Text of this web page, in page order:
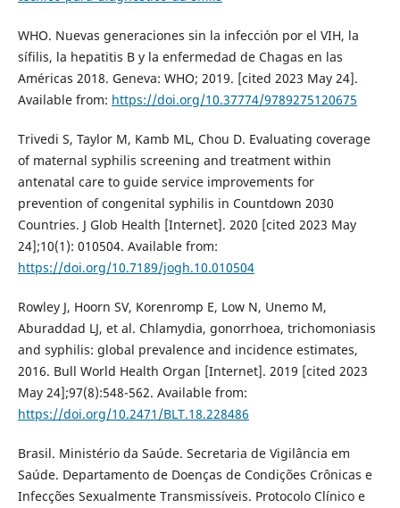
WHO. Nuevas generaciones sin la infección por el VIH, la
sífilis, la hepatitis B y la enfermedad de Chagas en las
Américas 2018. Geneva: WHO; 2019. [cited 2023 May 24].
Available from: https://doi.org/10.37774/9789275120675
Trivedi S, Taylor M, Kamb ML, Chou D. Evaluating coverage
of maternal syphilis screening and treatment within
antenatal care to guide service improvements for
prevention of congenital syphilis in Countdown 2030
Countries. J Glob Health [Internet]. 2020 [cited 2023 May
24];10(1): 010504. Available from:
https://doi.org/10.7189/jogh.10.010504
Rowley J, Hoorn SV, Korenromp E, Low N, Unemo M,
Aburaddad LJ, et al. Chlamydia, gonorrhoea, trichomoniasis
and syphilis: global prevalence and incidence estimates,
2016. Bull World Health Organ [Internet]. 2019 [cited 2023
May 24];97(8):548-562. Available from:
https://doi.org/10.2471/BLT.18.228486
Brasil. Ministério da Saúde. Secretaria de Vigilância em
Saúde. Departamento de Doenças de Condições Crônicas e
Infecções Sexualmente Transmissíveis. Protocolo Clínico e